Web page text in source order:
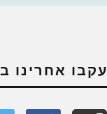
עקבו אחרינו